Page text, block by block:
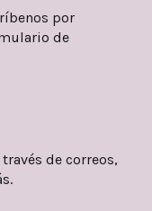
por
de
de correos,